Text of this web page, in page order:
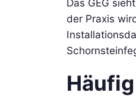
Das GEG
der Praxis